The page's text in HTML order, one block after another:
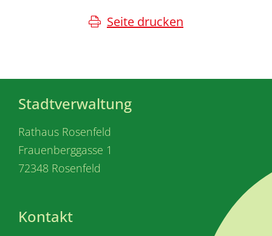
Seite drucken
Stadtverwaltung
Rathaus Rosenfeld
Frauenberggasse 1
72348 Rosenfeld
Kontakt